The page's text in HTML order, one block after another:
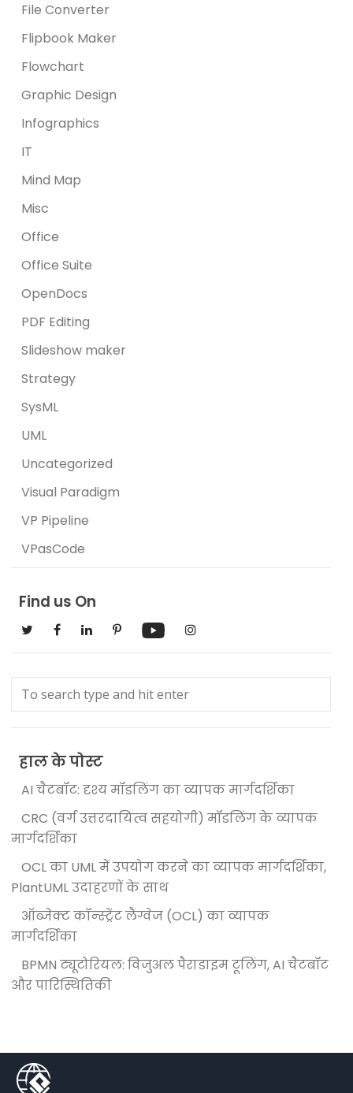
File Converter
Flipbook Maker
Flowchart
Graphic Design
Infographics
IT
Mind Map
Misc
Office
Office Suite
OpenDocs
PDF Editing
Slideshow maker
Strategy
SysML
UML
Uncategorized
Visual Paradigm
VP Pipeline
VPasCode
Find us On
हाल के पोस्ट
AI चैटबॉट: दृश्य मॉडलिंग का व्यापक मार्गदर्शिका
CRC (वर्ग उत्तरदायित्व सहयोगी) मॉडलिंग के व्यापक
मार्गदर्शिका
OCL का UML में उपयोग करने का व्यापक मार्गदर्शिका,
PlantUML उदाहरणों के साथ
ऑब्जेक्ट कॉन्स्ट्रेंट लैंग्वेज (OCL) का व्यापक
मार्गदर्शिका
BPMN ट्यूटोरियल: विजुअल पैराडाइम टूलिंग, AI चैटबॉट
और पारिस्थितिकी